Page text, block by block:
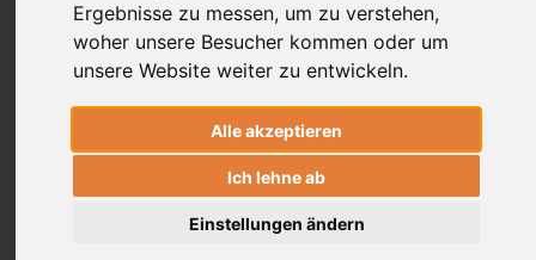
Ergebnisse zu messen, um zu verstehen,
woher unsere Besucher kommen oder um
unsere Website weiter zu entwickeln.
Alle akzeptieren
Ich lehne ab
Einstellungen ändern
Durch gezieltes Handeln (kraman) kannst
Du bewusst eine Grundlage legen für ein
glückliches Leben, denn Dein Handeln
legt die Grundlage für die Aktivität Deiner
leidvollen inneren Tendenzen ( ).